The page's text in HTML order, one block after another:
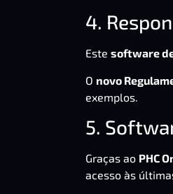
4.
Este software
O novo
exemplos.
5.
Graças ao PHC
acesso às